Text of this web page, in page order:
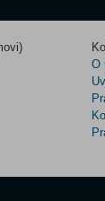
Two
O